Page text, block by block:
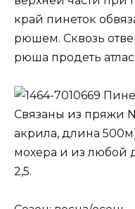
край пинеток
рюшем. Сквозь
рюша продеть
Связаны из пряжи
акрила, длина
мохера и из
2,5.